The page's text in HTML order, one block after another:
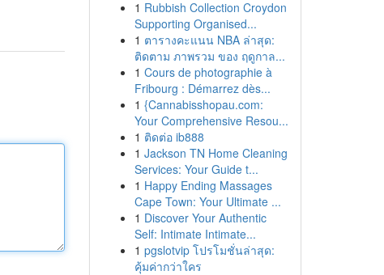
1 Rubbish Collection Croydon
Supporting Organised...
1 ตารางคะแนน NBA ล่าสุด:
ติดตาม ภาพรวม ของ ฤดูกาล...
1 Cours de photographie à
Fribourg : Démarrez dès...
1 {Cannabisshopau.com:
Your Comprehensive Resou...
1 ติดต่อ ib888
1 Jackson TN Home Cleaning
Services: Your Guide t...
1 Happy Ending Massages
Cape Town: Your Ultimate ...
1 Discover Your Authentic
Self: Intimate Intimate...
1 pgslotvip โปรโมชั่นล่าสุด:
คุ้มค่ากว่าใคร